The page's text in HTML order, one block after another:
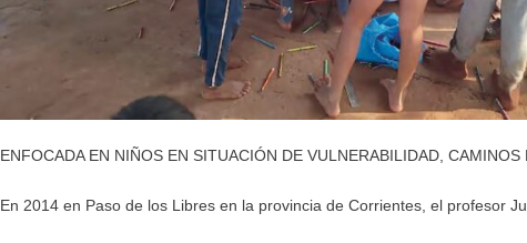
ENFOCADA EN NIÑOS EN SITUACIÓN DE VULNERABILIDAD,
En 2014 en Paso de los Libres en la provincia de Corrientes, el profesor